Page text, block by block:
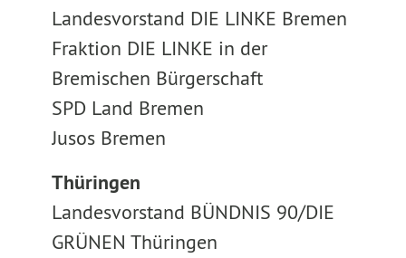
Landesvorstand DIE LINKE Bremen
Fraktion DIE LINKE in der
Bremischen Bürgerschaft
SPD Land Bremen
Jusos Bremen
Thüringen
Landesvorstand BÜNDNIS 90/DIE
GRÜNEN Thüringen